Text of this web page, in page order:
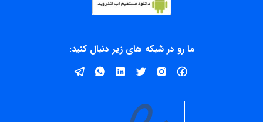
ما رو در شبکه های زیر دنبال کنید: